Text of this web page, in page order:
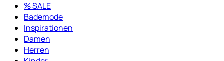
% SALE
Bademode
Inspirationen
Damen
Herren